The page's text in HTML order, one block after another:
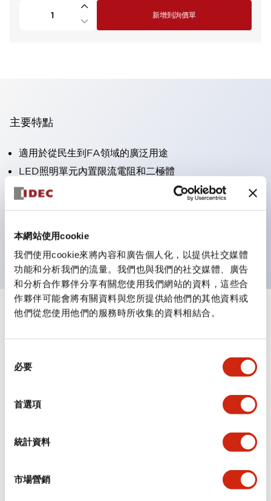
本網站使用cookie
我們使用cookie來將內容和廣告個人化，以提供社交媒體
功能和分析我們的流量。我們也與我們的社交媒體、廣告
和分析合作夥伴分享有關您使用我們網站的資料，這些合
作夥伴可能會將有關資料與您所提供給他們的其他資料或
他們從您使用他們的服務時所收集的資料相結合。
必要
首選項
統計資料
市場營銷
新增到詢價單
主要特點
適用於從民生到FA領域的廣泛用途
LED照明單元內置限流電阻和二極體
防護結構具備IP40和IP65等級。（IEC 60529）
獲得UL・CSA認證。符合EN（歐洲）標準。 獲得CCC
可使用專用配件輕鬆更換為Φ22閃光輪廓
規格
環境規範
機械規格
安裝和安裝規範